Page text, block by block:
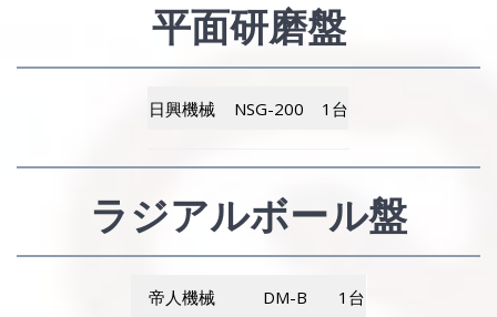
平面研磨盤
日興機械 NSG-200 1台
ラジアルボール盤
帝人機械 DM-B
1台